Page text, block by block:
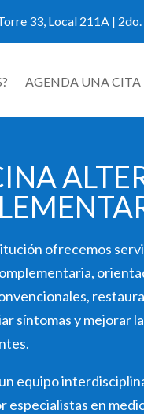
33, Local 211A |
AGENDA UNA CITA
ofrecemos
,
síntomas y mejorar
equipo
especialistas en